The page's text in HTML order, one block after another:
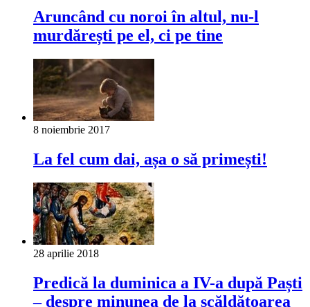
Aruncând cu noroi în altul, nu-l
murdărești pe el, ci pe tine
8 noiembrie 2017
La fel cum dai, așa o să primești!
28 aprilie 2018
Predică la duminica a IV-a după Paști
– despre minunea de la scăldătoarea